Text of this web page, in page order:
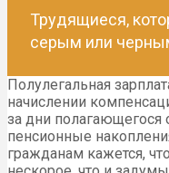
Трудящиеся,
серым или
Полулегальная
начислении
за дни полагающегося
пенсионные
гражданам кажется,